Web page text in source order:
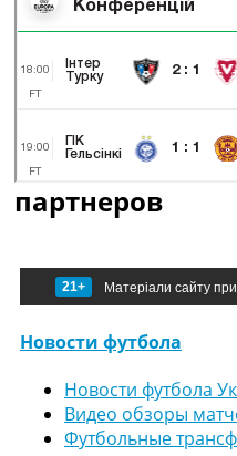
партнеров
21+ Матеріали сайту
Новости футбола
Новости футбола
Видео обзоры
Футбольные